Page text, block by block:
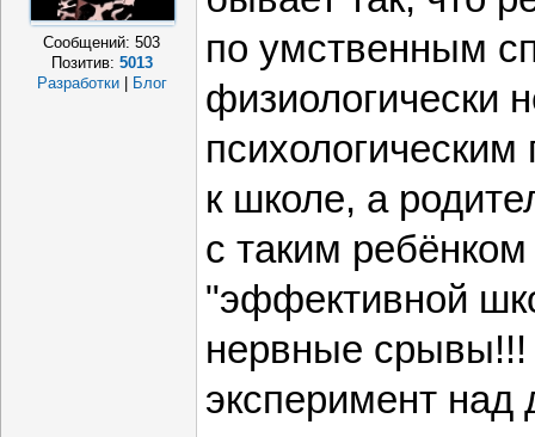
Сообщений:503
Позитив: 5013
Разработки | Блог
по умственным
физиологически
к школе, а
с таким ребёнком
"эффективной
нервные срывы!!!
эксперимент над